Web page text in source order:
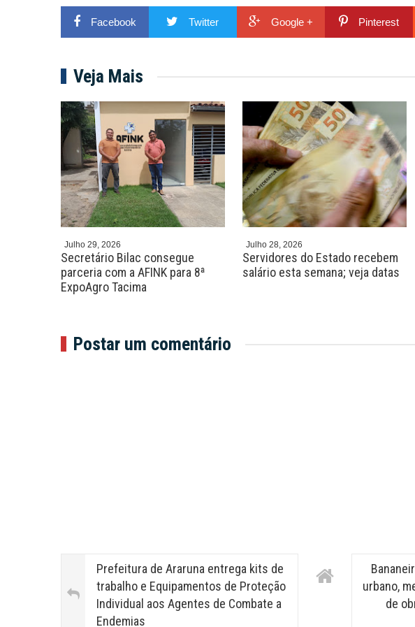
Facebook Twitter Google + Pinterest
Veja Mais
Julho 29, 2026
Secretário Bilac consegue
parceria com a AFINK para 8ª
ExpoAgro Tacima
Julho 28, 2026
Servidores do Estado recebem
salário esta semana; veja datas
Postar um comentário
Prefeitura de Araruna entrega kits de
trabalho e Equipamentos de Proteção
Individual aos Agentes de Combate a
Endemias
urbano,
de